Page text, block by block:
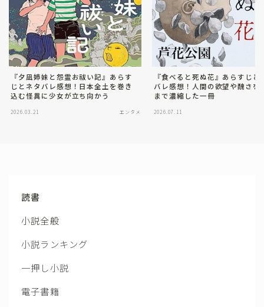
『夕凪姉妹と怨霊お祓い記』あらす
じとネタバレ感想！日本全土を巻き
込む怪異に少女が立ち向かう
2026.03.21 エンタメ
『食べると死ぬ花』あらすじと
バレ感想！人間の欲望や醜さを
まで濃縮した一冊
2026.07.11
読書
小説全般
小説ランキング
一押し小説
電子書籍